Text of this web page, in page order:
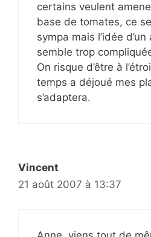
certains veulent
base de tomates, ce
sympa mais l’idée
semble trop
On risque d’être à
temps a déjoué mes
s’adaptera.
Vincent
21 août 2007 à 13:37